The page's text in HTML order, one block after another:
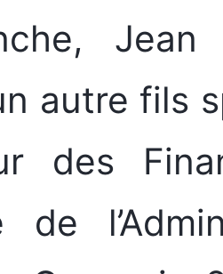
Jean
autre fils
des
de